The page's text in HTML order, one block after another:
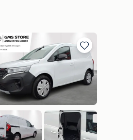
Bewaren
in
Mijn
Favorieten